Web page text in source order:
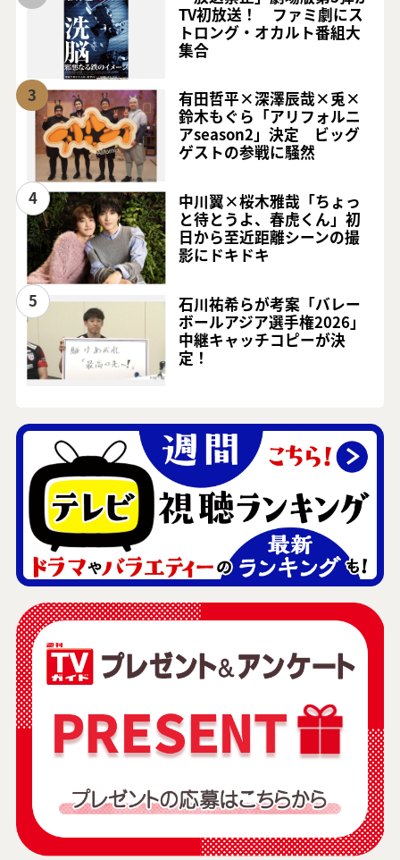
TV初放送！ ファミ劇にス
トロング・オカルト番組大
集合
3
有田哲平×深澤辰哉×兎×
鈴木もぐら「アリフォルニ
アseason2」決定 ビッグ
ゲストの参戦に騒然
4
中川翼×桜木雅哉「ちょっ
と待とうよ、春虎くん」初
日から至近距離シーンの撮
影にドキドキ
5
石川祐希らが考案「バレー
ボールアジア選手権2026」
中継キャッチコピーが決
定！